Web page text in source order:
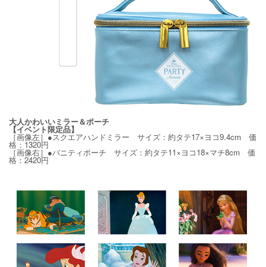
大人かわいいミラー＆ポーチ
【イベント限定品】
［画像左］●スクエアハンドミラー サイズ：約タテ17×ヨコ9.4cm 価
格：1320円
［画像右］●バニティポーチ サイズ：約タテ11×ヨコ18×マチ8cm 価
格：2420円